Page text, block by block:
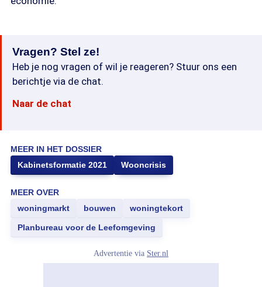
Vragen? Stel ze!
Heb je nog vragen of wil je reageren? Stuur ons een
berichtje via de chat.
Naar de chat
MEER IN HET DOSSIER
Kabinetsformatie 2021
Wooncrisis
MEER OVER
woningmarkt
bouwen woningtekort
Planbureau voor de Leefomgeving
Advertentie via Ster.nl